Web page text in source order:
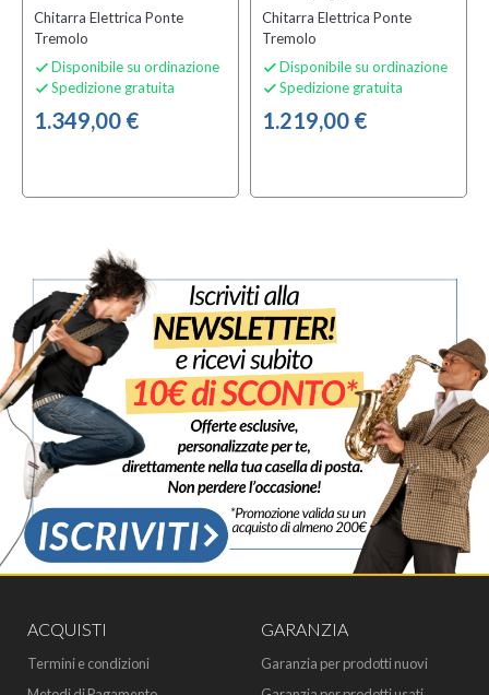
Chitarra Elettrica Ponte
Tremolo
 Disponibile su ordinazione
 Spedizione gratuita
1.349,00 €
Chitarra Elettrica Ponte
Tremolo
 Disponibile su ordinazione
 Spedizione gratuita
1.219,00 €
ACQUISTI
Termini e condizioni
GARANZIA
Garanzia per prodotti nuovi